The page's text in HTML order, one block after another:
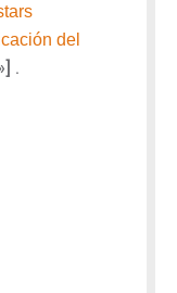
del
.